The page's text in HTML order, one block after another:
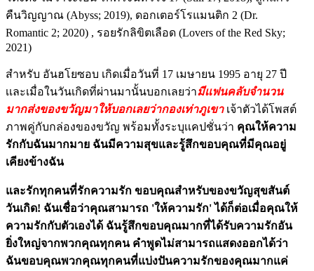
คืนวิญญาณ (Abyss; 2019), ดอกเตอร์โรแมนติก 2 (Dr.
Romantic 2; 2020) , รอยรักลิขิตเลือด (Lovers of the Red Sky;
2021)
สำหรับ อันฮโยซอบ เกิดเมื่อวันที่ 17 เมษายน 1995 อายุ 27 ปี
เเละเมื่อในวันเกิดที่ผ่านมานั้นบอกเลยว่ามีเเฟนคลับจำนวน
มากส่งของขวัญมาให้บอกเลยว่ากองเท่าภูเขา เจ้าตัวได้โพสต์
ภาพคู่กับกล่องของขวัญ พร้อมทั้งระบุเเคปชั่นว่า คุณให้ความ
รักกับฉันมากมาย ฉันมีความสุขและรู้สึกขอบคุณที่มีคุณอยู่
เคียงข้างฉัน
และรักทุกคนที่รักความรัก ขอบคุณสำหรับของขวัญสุขสันต์
วันเกิด! ฉันเชื่อว่าคุณสามารถ 'ให้ความรัก' ได้ก็ต่อเมื่อคุณให้
ความรักกับตัวเองได้ ฉันรู้สึกขอบคุณมากที่ได้รับความรักอัน
ยิ่งใหญ่จากพวกคุณทุกคน คำพูดไม่สามารถแสดงออกได้ว่า
ฉันขอบคุณพวกคุณทุกคนที่แบ่งปันความรักของคุณมากแค่